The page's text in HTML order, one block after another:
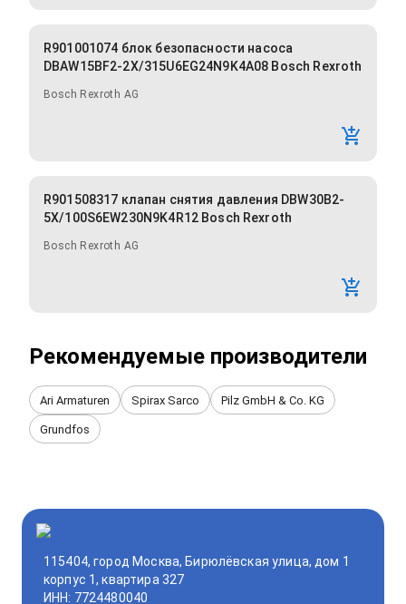
R901001074 блок безопасности насоса
DBAW15BF2-2X/315U6EG24N9K4A08 Bosch Rexroth
Bosch Rexroth AG
R901508317 клапан снятия давления DBW30B2-
5X/100S6EW230N9K4R12 Bosch Rexroth
Bosch Rexroth AG
Рекомендуемые производители
Ari Armaturen Spirax Sarco Pilz GmbH & Co. KG
Grundfos
115404, город Москва, Бирюлёвская улица, дом 1
корпус 1, квартира 327
ИНН: 7724480040